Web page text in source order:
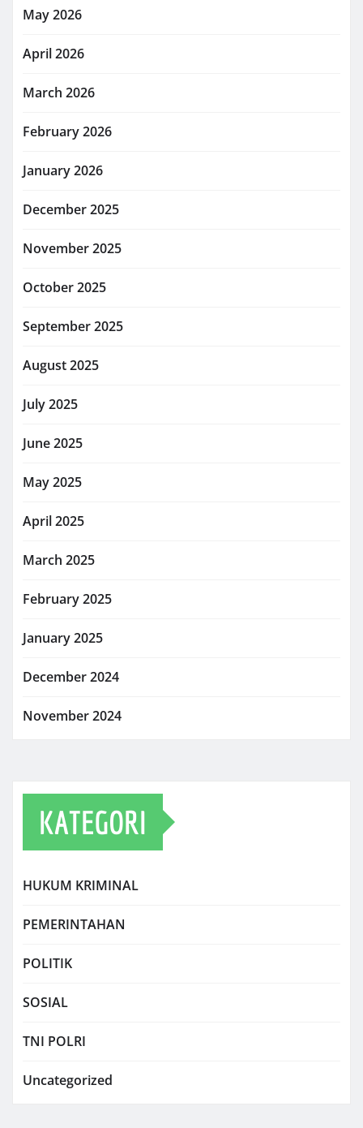
May 2026
April 2026
March 2026
February 2026
January 2026
December 2025
November 2025
October 2025
September 2025
August 2025
July 2025
June 2025
May 2025
April 2025
March 2025
February 2025
January 2025
December 2024
November 2024
KATEGORI
HUKUM KRIMINAL
PEMERINTAHAN
POLITIK
SOSIAL
TNI POLRI
Uncategorized